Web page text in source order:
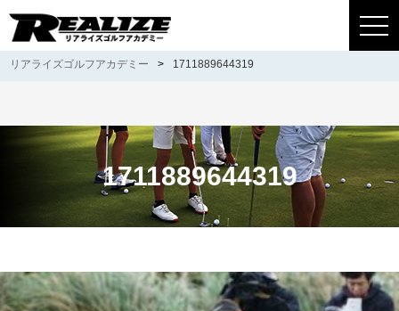
リアライズゴルフアカデミー > 1711889644319
1711889644319